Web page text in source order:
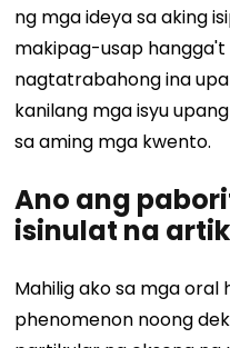
ng mga ideya sa aking
makipag-usap
nagtatrabahong ina
kanilang mga isyu
sa aming mga kwento.
Ano ang
isinulat na
Mahilig ako sa mga
phenomenon noong